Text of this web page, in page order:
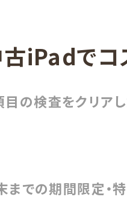
iPadでコ
の検査をクリア
での期間限定・